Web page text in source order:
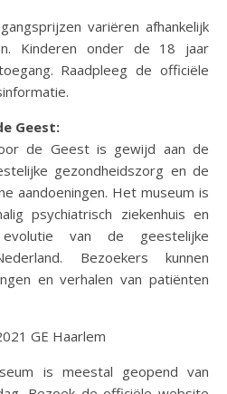
variëren afhankelijk
Kinderen onder de 18 jaar
Raadpleeg de officiële
Geest:
de Geest is gewijd aan de
gezondheidszorg en de
aandoeningen. Het museum is
psychiatrisch ziekenhuis en
van de geestelijke
Bezoekers kunnen
en verhalen van patiënten
GE Haarlem
is meestal geopend van